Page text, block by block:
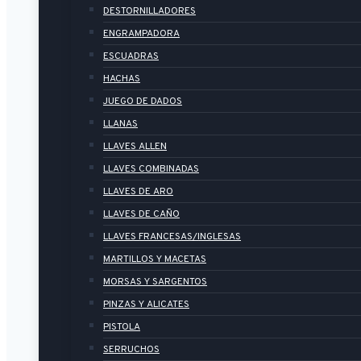
DESTORNILLADORES
ENGRAMPADORA
ESCUADRAS
HACHAS
JUEGO DE DADOS
LLANAS
LLAVES ALLEN
LLAVES COMBINADAS
LLAVES DE ARO
LLAVES DE CAÑO
LLAVES FRANCESAS/INGLESAS
MARTILLOS Y MACETAS
MORSAS Y SARGENTOS
PINZAS Y ALICATES
PISTOLA
SERRUCHOS